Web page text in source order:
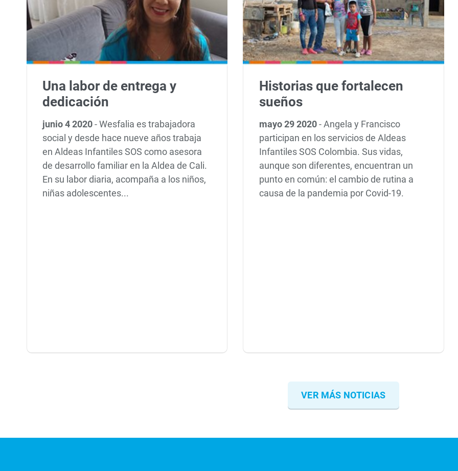
Una labor de entrega y
dedicación
junio 4 2020-Wesfalia es trabajadora
social y desde hace nueve años trabaja
en Aldeas Infantiles SOS como asesora
de desarrollo familiar en la Aldea de Cali.
En su labor diaria, acompaña a los niños,
niñas adolescentes...
Historias que fortalecen
sueños
mayo 29 2020-Angela y Francisco
participan en los servicios de Aldeas
Infantiles SOS Colombia. Sus vidas,
aunque son diferentes, encuentran un
punto en común: el cambio de rutina a
causa de la pandemia por Covid-19.
VER MÁS NOTICIAS